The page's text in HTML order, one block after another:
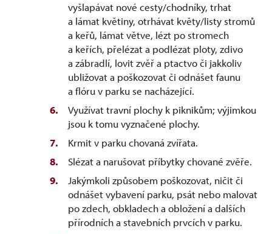
vyšlapávat nové cesty/chodníky, trhat
a lámat květiny, otrhávat květy/listy stromů
a keřů, lámat větve, lézt po stromech
a keřích, přelézat a podlézat ploty, zdivo
a zábradlí, lovit zvěř a ptactvo či jakkoliv
ubližovat a poškozovat či odnášet faunu
a flóru v parku se nacházející.
Využívat travní plochy k piknikům; výjimkou
jsou k tomu vyznačené plochy.
Krmit v parku chovaná zvířata.
Slézat a narušovat příbytky chované zvěře.
Jakýmkoli způsobem poškozovat, ničit či
odnášet vybavení parku, psát nebo malovat
po zdech, obkladech a obložení a dalších
přírodních a stavebních prvcích v parku.